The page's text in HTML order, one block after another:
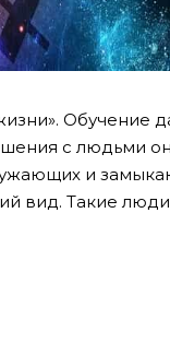
Обучение
с людьми
и
вид. Такие люди